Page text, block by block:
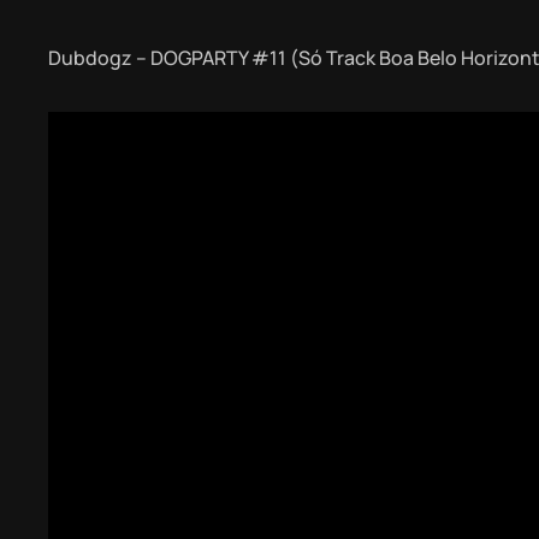
Dubdogz – DOGPARTY #11 (Só Track Boa Belo